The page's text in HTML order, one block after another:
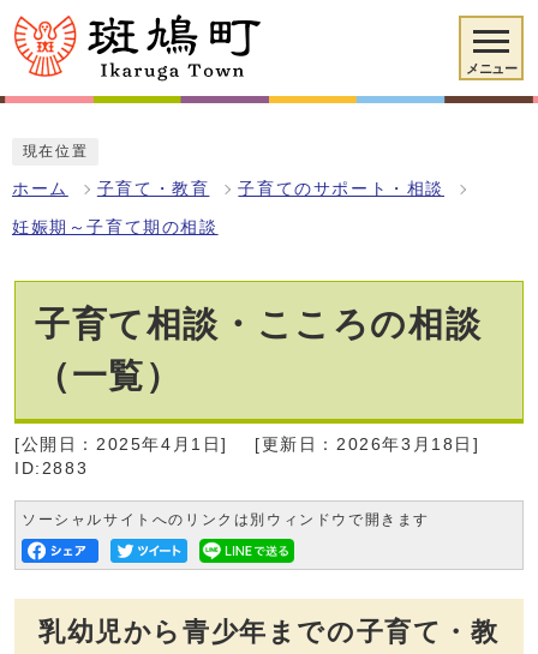
メニュー
現在位置
ホーム 子育て・教育 子育てのサポート・相談
妊娠期～子育て期の相談
子育て相談・こころの相談
（一覧）
[公開日：2025年4月1日]
[更新日：2026年3月18日]
ID:2883
ソーシャルサイトへのリンクは別ウィンドウで開きます
乳幼児から青少年までの子育て・教